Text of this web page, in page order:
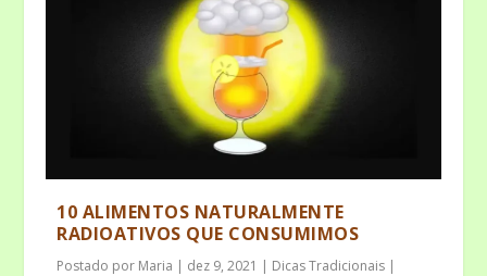
10 ALIMENTOS NATURALMENTE
RADIOATIVOS QUE CONSUMIMOS
Postado por Maria | dez 9, 2021 | Dicas Tradicionais |